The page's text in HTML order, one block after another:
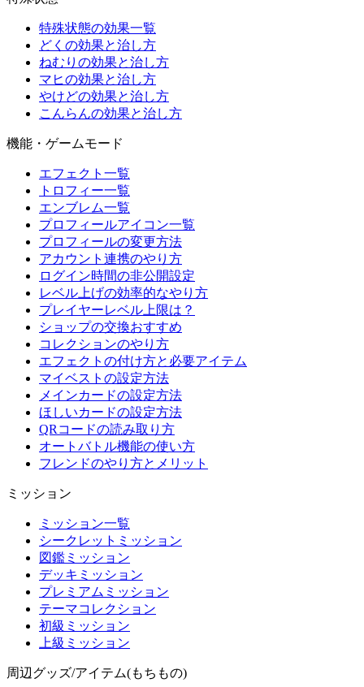
特殊状態の効果一覧
どくの効果と治し方
ねむりの効果と治し方
マヒの効果と治し方
やけどの効果と治し方
こんらんの効果と治し方
機能・ゲームモード
エフェクト一覧
トロフィー一覧
エンブレム一覧
プロフィールアイコン一覧
プロフィールの変更方法
アカウント連携のやり方
ログイン時間の非公開設定
レベル上げの効率的なやり方
プレイヤーレベル上限は？
ショップの交換おすすめ
コレクションのやり方
エフェクトの付け方と必要アイテム
マイベストの設定方法
メインカードの設定方法
ほしいカードの設定方法
QRコードの読み取り方
オートバトル機能の使い方
フレンドのやり方とメリット
ミッション
ミッション一覧
シークレットミッション
図鑑ミッション
デッキミッション
プレミアムミッション
テーマコレクション
初級ミッション
上級ミッション
周辺グッズ/アイテム(もちもの)